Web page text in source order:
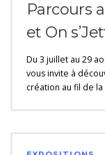
Parcours
et On
Du 3 juillet au 29
vous invite à
création au fil de